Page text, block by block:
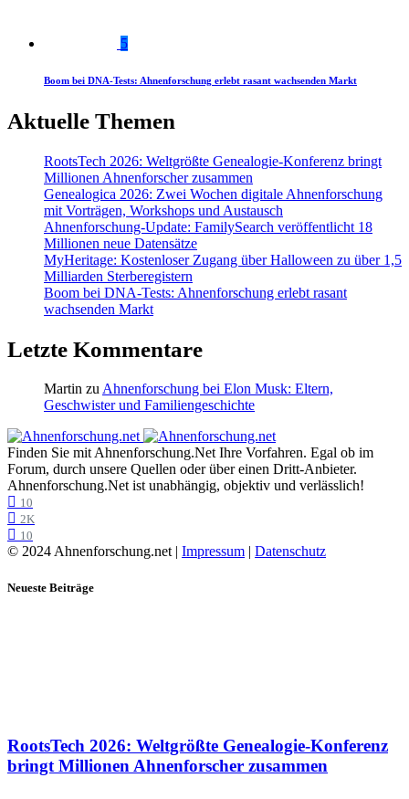
5
Boom bei DNA-Tests: Ahnenforschung erlebt rasant wachsenden Markt
Aktuelle Themen
RootsTech 2026: Weltgrößte Genealogie-Konferenz bringt
Millionen Ahnenforscher zusammen
Genealogica 2026: Zwei Wochen digitale Ahnenforschung
mit Vorträgen, Workshops und Austausch
Ahnenforschung-Update: FamilySearch veröffentlicht 18
Millionen neue Datensätze
MyHeritage: Kostenloser Zugang über Halloween zu über 1,5
Milliarden Sterberegistern
Boom bei DNA-Tests: Ahnenforschung erlebt rasant
wachsenden Markt
Letzte Kommentare
Martin zu Ahnenforschung bei Elon Musk: Eltern,
Geschwister und Familiengeschichte
Finden Sie mit Ahnenforschung.Net Ihre Vorfahren. Egal ob im
Forum, durch unsere Quellen oder über einen Dritt-Anbieter.
Ahnenforschung.Net ist unabhängig, objektiv und verlässlich!
10
2K
10
© 2024 Ahnenforschung.net | Impressum | Datenschutz
Neueste Beiträge
RootsTech 2026: Weltgrößte Genealogie-Konferenz
bringt Millionen Ahnenforscher zusammen